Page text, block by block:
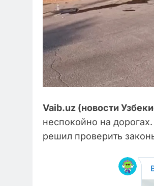
Vaib.uz (новости
неспокойно на
решил проверить